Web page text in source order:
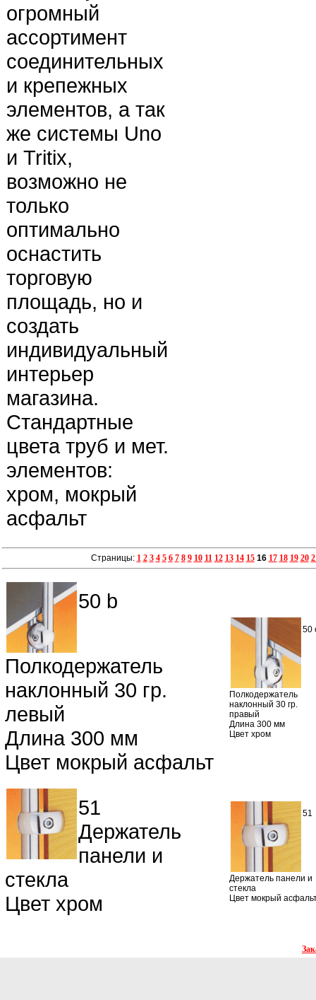
огромный
ассортимент
соединительных
и крепежных
элементов, а так
же системы Uno
и Tritix,
возможно не
только
оптимально
оснастить
торговую
площадь, но и
создать
индивидуальный
интерьер
магазина.
Стандартные
цвета труб и мет.
элементов:
хром, мокрый
асфальт
Страницы: 1 2 3 4 5 6 7 8 9 10 11 12 13 14 1516 17 18 19 20
50 b
Полкодержатель
наклонный 30 гр.
левый
Длина 300 мм
Цвет мокрый асфальт
50
Полкодержатель
наклонный 30 гр.
правый
Длина 300 мм
Цвет хром
51
Держатель
панели и
стекла
Цвет хром
51
Держатель панели и
стекла
Цвет мокрый